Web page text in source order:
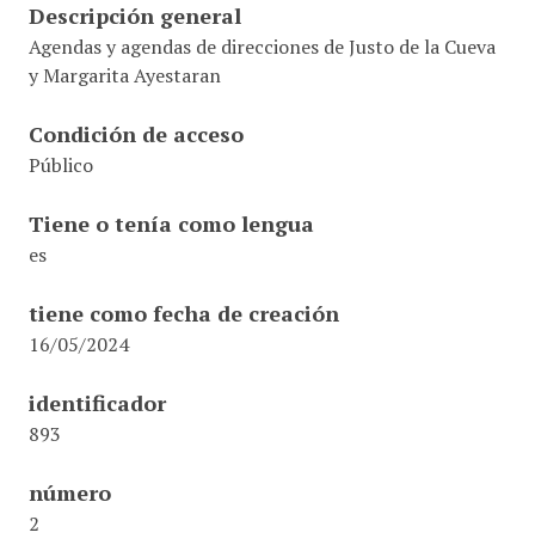
Descripción general
Agendas y agendas de direcciones de Justo de la Cueva
y Margarita Ayestaran
Condición de acceso
Público
Tiene o tenía como lengua
es
tiene como fecha de creación
16/05/2024
identificador
893
número
2